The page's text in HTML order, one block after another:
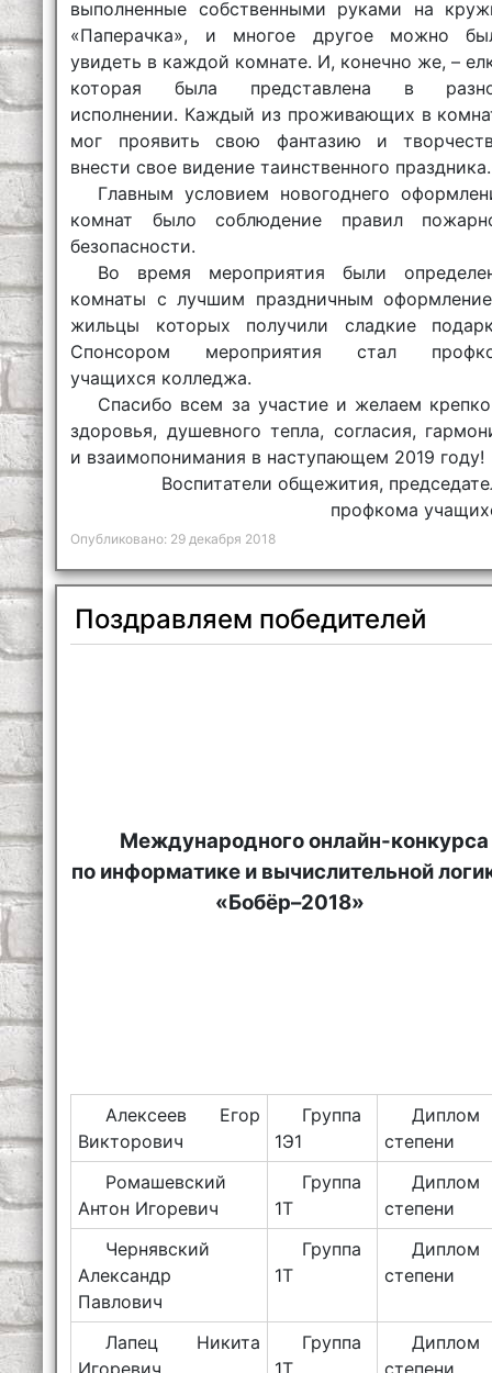
выполненные собственными руками на
«Паперачка», и многое другое можно
увидеть в каждой комнате. И, конечно же, –
которая была представлена в
исполнении. Каждый из проживающих в
мог проявить свою фантазию и
внести свое видение таинственного праздника.
Главным условием новогоднего
комнат было соблюдение правил
безопасности.
Во время мероприятия были
комнаты с лучшим праздничным
жильцы которых получили сладкие
Спонсором мероприятия стал
учащихся колледжа.
Спасибо всем за участие и желаем
здоровья, душевного тепла, согласия,
и взаимопонимания в наступающем 2019 году!
Воспитатели общежития,
профкома
Опубликовано: 29 декабря 2018
Поздравляем победителей
Международного онлайн-конкурса
по информатике и вычислительной
«Бобёр–2018»
Алексеев Егор
Викторович
Группа
1Э1
Диплом
степени
Ромашевский
Антон Игоревич
Группа
1Т
Диплом
степени
Чернявский
Александр
Павлович
Группа
1Т
Диплом
степени
Лапец Никита
Игоревич
Группа
1Т
Диплом
степени